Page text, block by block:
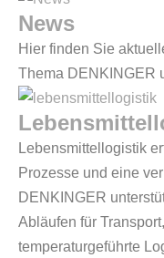
News
Hier finden Sie
Thema DENKINGER
Lebensmittellogistik
Prozesse und eine
DENKINGER
Abläufen für
temperaturgeführte